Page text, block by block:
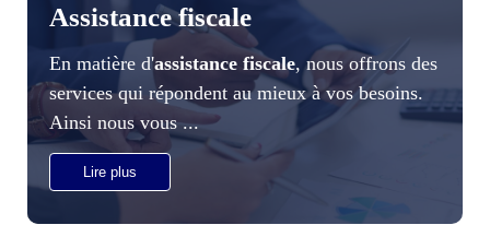
Assistance fiscale
En matière d'assistance fiscale, nous offrons des
services qui répondent au mieux à vos besoins.
Ainsi nous vous ...
Lire plus